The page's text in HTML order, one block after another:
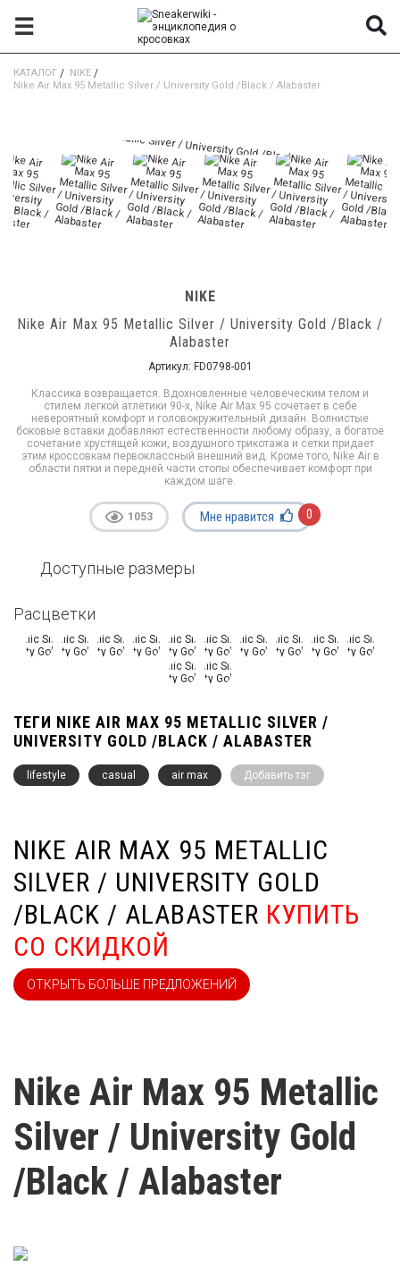
☰
КАТАЛОГ / NIKE /
Nike Air Max 95 Metallic Silver / University Gold /Black / Alabaster
NIKE AIR MAX 95 METALLIC
SILVER / UNIVERSITY GOLD
/BLACK / ALABASTER КУПИТЬ
СО СКИДКОЙ
ОТКРЫТЬ БОЛЬШЕ ПРЕДЛОЖЕНИЙ
Nike Air Max 95 Metallic
Silver / University Gold
/Black / Alabaster
NIKE
Nike Air Max 95 Metallic Silver / University Gold /Black /
Alabaster
Артикул: FD0798-001
Классика возвращается. Вдохновленные человеческим телом и
стилем легкой атлетики 90-х, Nike Air Max 95 сочетает в себе
невероятный комфорт и головокружительный дизайн. Волнистые
боковые вставки добавляют естественности любому образу, а богатое
сочетание хрустящей кожи, воздушного трикотажа и сетки придает
этим кроссовкам первоклассный внешний вид. Кроме того, Nike Air в
области пятки и передней части стопы обеспечивает комфорт при
каждом шаге.
1053 Мне нравится 0
Доступные размеры
Расцветки
ТЕГИ NIKE AIR MAX 95 METALLIC SILVER /
UNIVERSITY GOLD /BLACK / ALABASTER
lifestyle casual air max Добавить тэг